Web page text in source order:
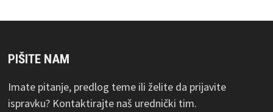
PIŠITE NAM
Imate pitanje, predlog teme ili želite da prijavite
ispravku? Kontaktirajte naš urednički tim.